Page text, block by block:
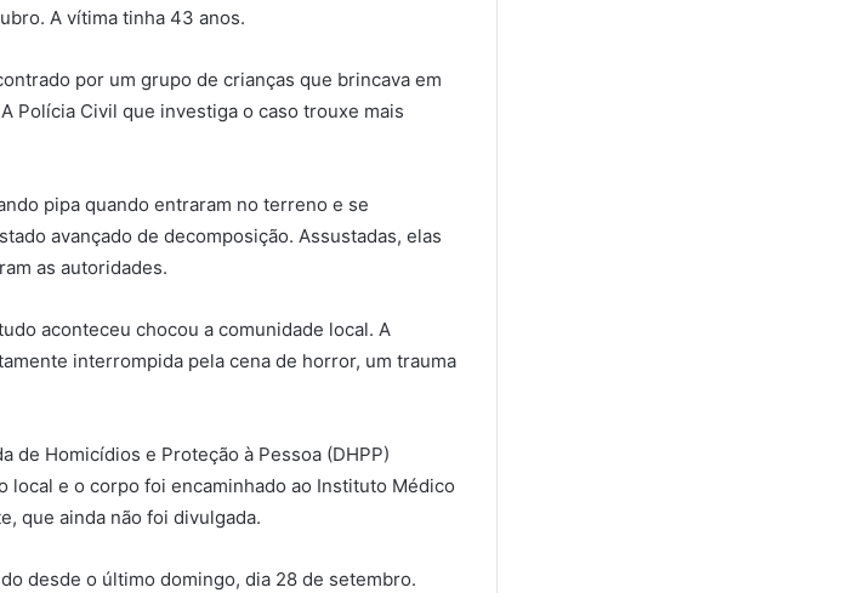
A vítima tinha 43 anos.
por um grupo de crianças que brincava em
Polícia Civil que investiga o caso trouxe mais
pipa quando entraram no terreno e se
avançado de decomposição. Assustadas, elas
as autoridades.
aconteceu chocou a comunidade local. A
interrompida pela cena de horror, um trauma
de Homicídios e Proteção à Pessoa (DHPP)
local e o corpo foi encaminhado ao Instituto Médico
que ainda não foi divulgada.
desde o último domingo, dia 28 de setembro.